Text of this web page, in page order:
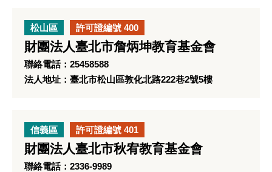
松山區 許可證編號 400
財團法人臺北市詹炳坤教育基金會
聯絡電話：25458588
法人地址：臺北市松山區敦化北路222巷2號5樓
信義區 許可證編號 401
財團法人臺北市秋宥教育基金會
聯絡電話：2336-9989